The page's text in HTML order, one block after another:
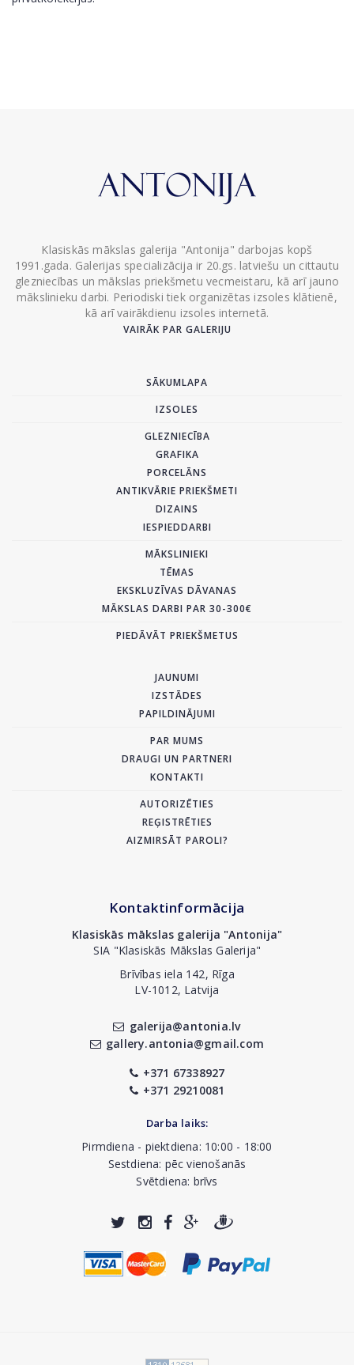
Klasiskās mākslas galerija "Antonija" darbojas kopš
1991.gada. Galerijas specializācija ir 20.gs. latviešu un cittautu
glezniecības un mākslas priekšmetu vecmeistaru, kā arī jauno
mākslinieku darbi. Periodiski tiek organizētas izsoles klātienē,
kā arī vairākdienu izsoles internetā.
VAIRĀK PAR GALERIJU
SĀKUMLAPA
IZSOLES
GLEZNIECĪBA
GRAFIKA
PORCELĀNS
ANTIKVĀRIE PRIEKŠMETI
DIZAINS
IESPIEDDARBI
MĀKSLINIEKI
TĒMAS
EKSKLUZĪVAS DĀVANAS
MĀKSLAS DARBI PAR 30-300€
PIEDĀVĀT PRIEKŠMETUS
JAUNUMI
IZSTĀDES
PAPILDINĀJUMI
PAR MUMS
DRAUGI UN PARTNERI
KONTAKTI
AUTORIZĒTIES
REĢISTRĒTIES
AIZMIRSĀT PAROLI?
Kontaktinformācija
Klasiskās mākslas galerija "Antonija"
SIA "Klasiskās Mākslas Galerija"
Brīvības iela 142, Rīga
LV-1012, Latvija
galerija@antonia.lv
gallery.antonia@gmail.com
+371 67338927
+371 29210081
Darba laiks:
Pirmdiena - piektdiena: 10:00 - 18:00
Sestdiena: pēc vienošanās
Svētdiena: brīvs